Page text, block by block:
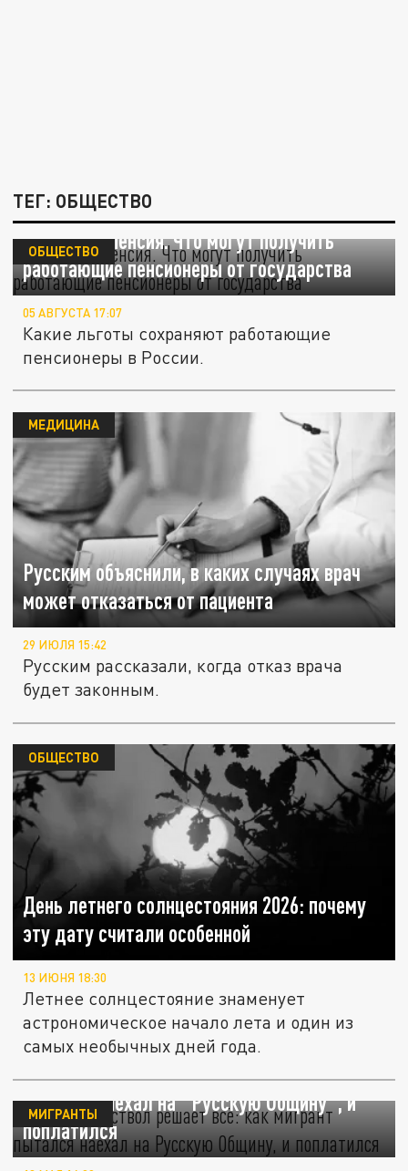
ТЕГ: ОБЩЕСТВО
Не только пенсия. Что могут получить
работающие пенсионеры от государства
ОБЩЕСТВО
05 АВГУСТА 17:07
Какие льготы сохраняют работающие
пенсионеры в России.
Русским объяснили, в каких случаях врач
может отказаться от пациента
МЕДИЦИНА
29 ИЮЛЯ 15:42
Русским рассказали, когда отказ врача
будет законным.
День летнего солнцестояния 2026: почему
эту дату считали особенной
ОБЩЕСТВО
13 ИЮНЯ 18:30
Летнее солнцестояние знаменует
астрономическое начало лета и один из
самых необычных дней года.
Думал, что ствол решает всё: как мигрант
пытался наехал на "Русскую Общину", и
поплатился
МИГРАНТЫ